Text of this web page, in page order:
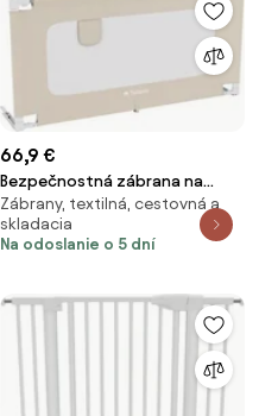
66,9 €
Bezpečnostná zábrana na
posteľ Cover 44 béžová 140
cm
Zábrany, textilná, cestovná a
skladacia
Na odoslanie o 5 dní